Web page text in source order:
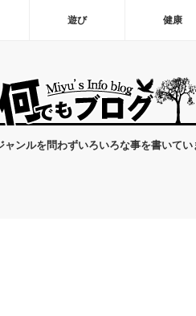
遊び 健康
ンルを問わずいろいろな事を書いてい